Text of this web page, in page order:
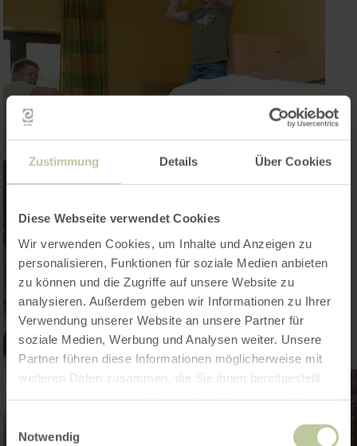
Zustimmung Details Über Cookies
Diese Webseite verwendet Cookies
Wir verwenden Cookies, um Inhalte und Anzeigen zu
personalisieren, Funktionen für soziale Medien anbieten
zu können und die Zugriffe auf unsere Website zu
analysieren. Außerdem geben wir Informationen zu Ihrer
Verwendung unserer Website an unsere Partner für
soziale Medien, Werbung und Analysen weiter. Unsere
Partner führen diese Informationen möglicherweise mit
weiteren Daten zusammen, die Sie ihnen bereitgestellt
Notwendig